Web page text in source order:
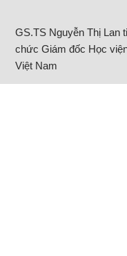
GS.TS Nguyễn Thị Lan
chức Giám đốc Học
Việt Nam